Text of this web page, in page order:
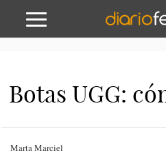
Botas UGG:
Marta Marciel